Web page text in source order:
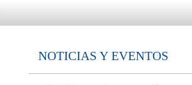
NOTICIAS Y EVENTOS